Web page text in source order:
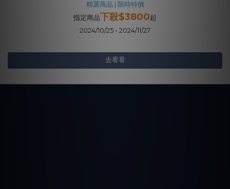
精選商品 | 限時特價
指定商品下殺$3800起
2024/10/25 - 2024/11/27
去看看